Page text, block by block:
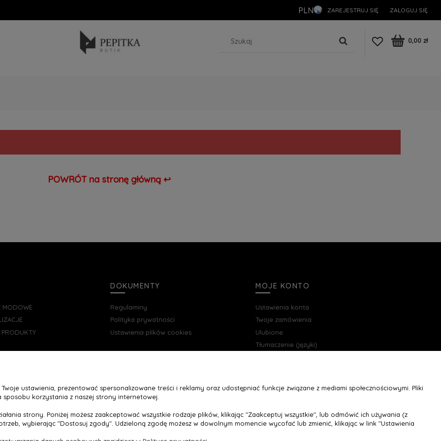
PLN ZAREJESTRUJ SIĘ ZALOGUJ SIĘ
0,00 zł
POWRÓT na stronę główną ↩
MODOWE
PRODUKTY
DOKUMENTY
Regulaminy
Polityka prywatności
Ustawienia plików cookies
MOJE KONTO
Ustawienia konta
Twoje zamówienia
Ulubione
Tłumaczenie (języki)
Maxsote
Rocoto Theme. All rights reserved
Sklep internetowy Shoper.pl
ustawienia, prezentować spersonalizowane treści i reklamy oraz udostępniać funkcje związane z mediami społecznościowymi. Pliki
korzystania z naszej strony internetowej.
strony. Poniżej możesz zaakceptować wszystkie rodzaje plików, klikając "Zaakceptuj wszystkie", lub odmówić ich używania (z
wybierając "Dostosuj zgody". Udzieloną zgodę możesz w dowolnym momencie wycofać lub zmienić, klikając w link "Ustawienia